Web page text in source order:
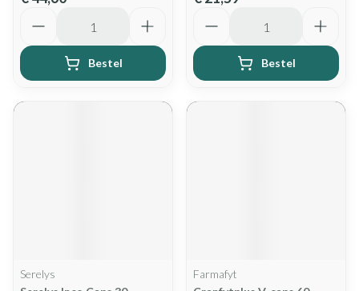
Bestel Bestel
Serelys
Farmafyt